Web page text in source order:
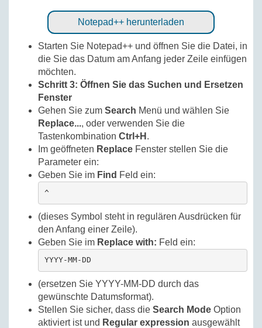
Notepad++ herunterladen
Starten Sie Notepad++ und öffnen Sie die Datei, in
die Sie das Datum am Anfang jeder Zeile einfügen
möchten.
Schritt 3: Öffnen Sie das Suchen und Ersetzen
Fenster
Gehen Sie zum Search Menü und wählen Sie
Replace..., oder verwenden Sie die
Tastenkombination Ctrl+H .
Im geöffneten Replace Fenster stellen Sie die
Parameter ein:
Geben Sie im Find Feld ein:
^
(dieses Symbol steht in regulären Ausdrücken für
den Anfang einer Zeile).
Geben Sie im Replace with: Feld ein:
YYYY-MM-DD
(ersetzen Sie YYYY-MM-DD durch das
gewünschte Datumsformat).
Stellen Sie sicher, dass die Search Mode Option
aktiviert ist und Regular expression ausgewählt